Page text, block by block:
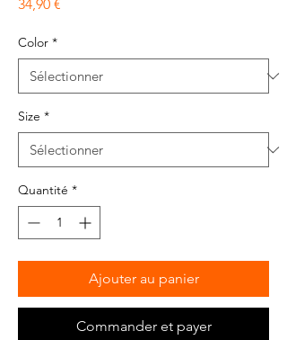
34,90 €
Color *
Size *
Quantité *
Ajouter au panier
Commander et payer